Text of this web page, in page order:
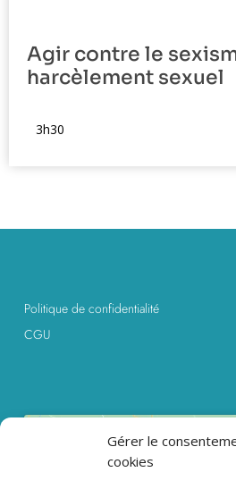
Gérer le
cookies
Agir contre le
harcèlement sexuel
3h30
Politique de confidentialité
CGU